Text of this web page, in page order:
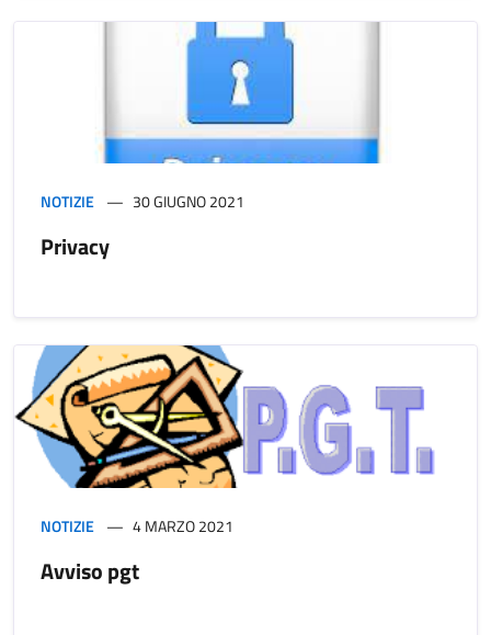
NOTIZIE 30 GIUGNO 2021
Privacy
NOTIZIE 4 MARZO 2021
Avviso pgt